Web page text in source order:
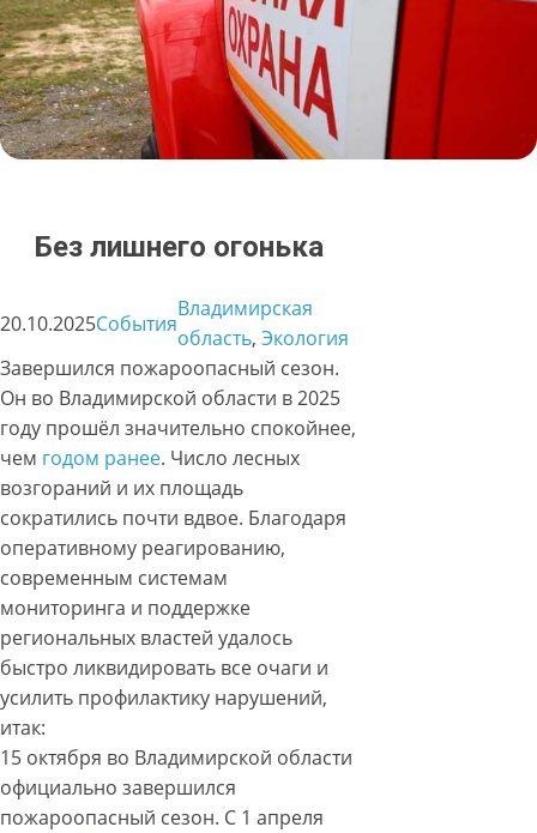
Без лишнего огонька
20.10.2025События
Владимирская
область, Экология
Завершился пожароопасный сезон.
Он во Владимирской области в 2025
году прошёл значительно спокойнее,
чем годом ранее. Число лесных
возгораний и их площадь
сократились почти вдвое. Благодаря
оперативному реагированию,
современным системам
мониторинга и поддержке
региональных властей удалось
быстро ликвидировать все очаги и
усилить профилактику нарушений,
итак:
15 октября во Владимирской области
официально завершился
пожароопасный сезон. С 1 апреля